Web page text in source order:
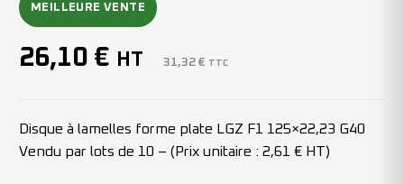
MEILLEURE VENTE
26,10 € HT 31,32 € TTC
Disque à lamelles forme plate LGZ F1 125×22,23 G40
Vendu par lots de 10 – (Prix unitaire : 2,61 € HT)